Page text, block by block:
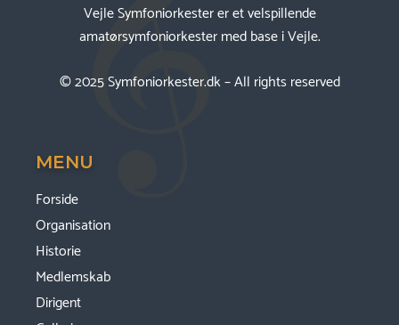
Vejle Symfoniorkester er et velspillende
amatørsymfoniorkester med base i Vejle.
© 2025Symfoniorkester.dk– All rights reserved
MENU
Forside
Organisation
Historie
Medlemskab
Dirigent